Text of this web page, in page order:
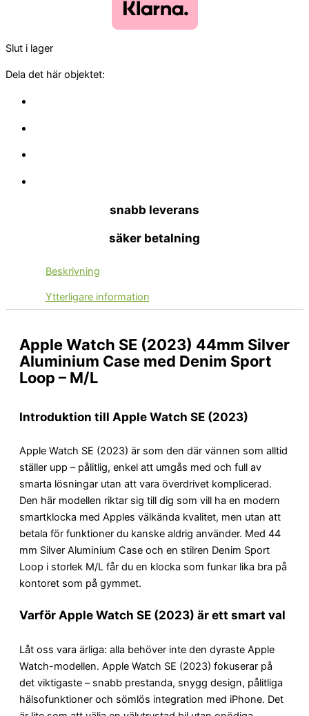
Slut i lager
Dela det här objektet:
snabb leverans
säker betalning
Beskrivning
Ytterligare information
Apple Watch SE (2023) 44mm Silver
Aluminium Case med Denim Sport
Loop – M/L
Introduktion till Apple Watch SE (2023)
Apple Watch SE (2023) är som den där vännen som alltid
ställer upp – pålitlig, enkel att umgås med och full av
smarta lösningar utan att vara överdrivet komplicerad.
Den här modellen riktar sig till dig som vill ha en modern
smartklocka med Apples välkända kvalitet, men utan att
betala för funktioner du kanske aldrig använder. Med 44
mm Silver Aluminium Case och en stilren Denim Sport
Loop i storlek M/L får du en klocka som funkar lika bra på
kontoret som på gymmet.
Varför Apple Watch SE (2023) är ett smart val
Låt oss vara ärliga: alla behöver inte den dyraste Apple
Watch-modellen. Apple Watch SE (2023) fokuserar på
det viktigaste – snabb prestanda, snygg design, pålitliga
hälsofunktioner och sömlös integration med iPhone. Det